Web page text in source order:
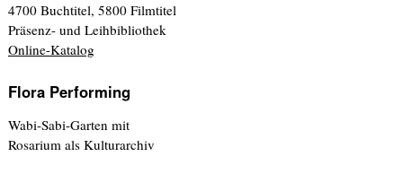
4700 Buchtitel, 5800 Filmtitel
Präsenz- und Leihbibliothek
Online-Katalog
Flora Performing
Wabi-Sabi-Garten mit
Rosarium als Kulturarchiv